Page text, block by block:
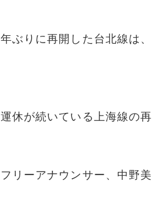
ぶりに再開した台北線は、
休が続いている上海線の再
リーアナウンサー、中野美